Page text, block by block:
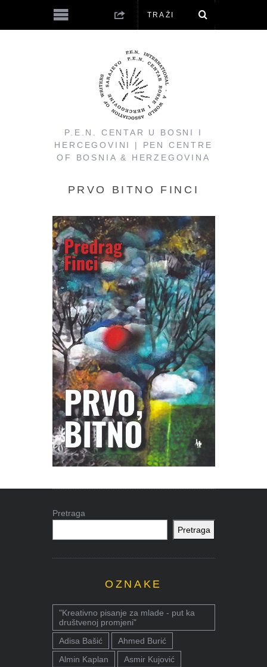
P.E.N. CENTAR U BOSNI I
HERCEGOVINI | PEN CENTRE
OF BOSNIA & HERZEGOVINA
PRVO BITNO FINCI
Pretraga
Pretraga
OZNAKE
"Kreativno pisanje za mlade - put ka
društvenoj promjeni"
Adisa Bašić
Ahmed Burić
Almin Kaplan
Asmir Kujović